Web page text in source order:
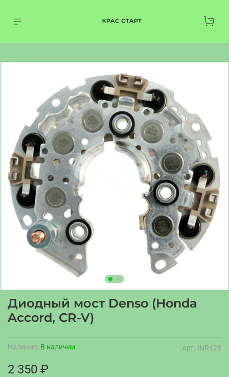
арт. INR428
Наличие: В наличии
Диодный мост Denso (Honda
Accord, CR-V)
2 350 ₽